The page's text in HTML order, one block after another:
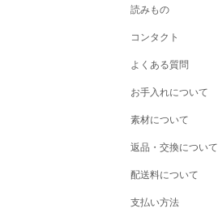
読みもの
コンタクト
よくある質問
お手入れについて
素材について
返品・交換について
配送料について
支払い方法